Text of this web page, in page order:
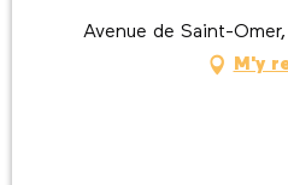
Avenue de Saint-
M'y